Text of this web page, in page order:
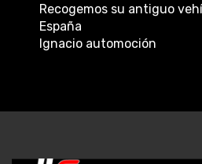
Recogemos su antiguo
España
Ignacio automoción